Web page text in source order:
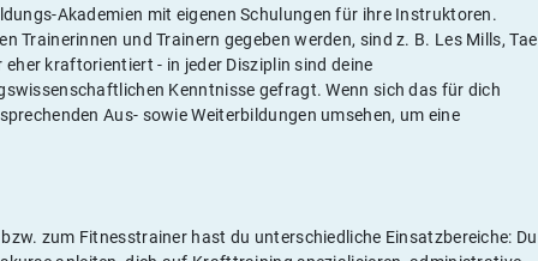
Akademien mit eigenen Schulungen für ihre Instruktoren.
Trainerinnen und Trainern gegeben werden, sind z. B. Les Mills, Tae
kraftorientiert - in jeder Disziplin sind deine
Kenntnisse gefragt. Wenn sich das für dich
Aus- sowie Weiterbildungen umsehen, um eine
zum Fitnesstrainer hast du unterschiedliche Einsatzbereiche: Du